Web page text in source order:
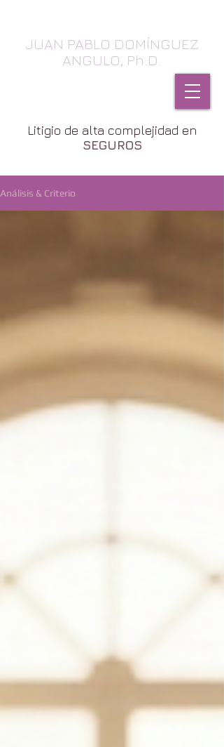
JUAN PABLO DOMÍNGUEZ
ANGULO, Ph.D.
Litigio de alta complejidad en
SEGUROS
Análisis & Criterio